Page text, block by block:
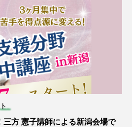
三方 憲子講師による新潟会場で